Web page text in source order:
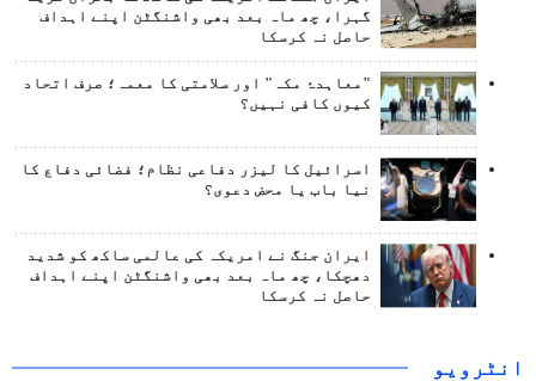
گہرا، چھ ماہ بعد بھی واشنگٹن اپنے اہداف
حاصل نہ کرسکا
"معاہدۂ مکہ" اور سلامتی کا معمہ؛ صرف اتحاد
کیوں کافی نہیں؟
اسرائیل کا لیزر دفاعی نظام؛ فضائی دفاع کا
نیا باب یا محض دعوی؟
ایران جنگ نے امریکہ کی عالمی ساکھ کو شدید
دھچکا، چھ ماہ بعد بھی واشنگٹن اپنے اہداف
حاصل نہ کرسکا
انٹرويو